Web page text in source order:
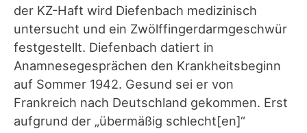
der KZ-Haft wird Diefenbach medizinisch
untersucht und ein Zwölffingerdarmgeschwür
festgestellt. Diefenbach datiert in
Anamnesegesprächen den Krankheitsbeginn
auf Sommer 1942. Gesund sei er von
Frankreich nach Deutschland gekommen. Erst
aufgrund der „übermäßig schlecht[en]“